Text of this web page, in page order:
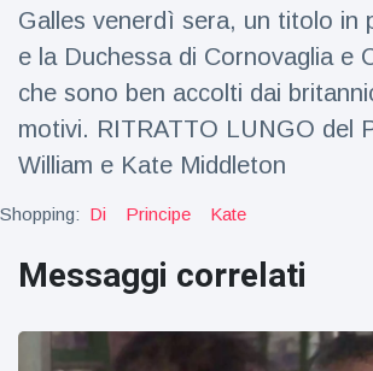
Barbara
Palvin
rivelano di
aspettare
bambina
15 July
48
Millie Bobby
Brown
incoraggia
sua figlia ad
creativa
15 July
69
Visualizzazioni
Hathaway
definisce
Holland 'il
14 July
29
Galles venerdì sera, un titolo in
e la Duchessa di Cornovaglia e
che sono ben accolti dai
motivi. RITRATTO LUNGO del
William e Kate Middleton
Shopping: Di Principe Kate
Messaggi correlati